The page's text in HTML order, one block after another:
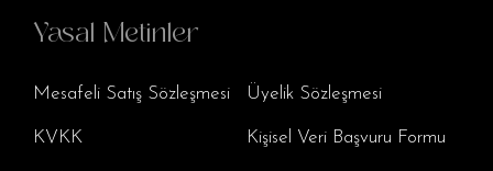
Yasal Metinler
Mesafeli Satış Sözleşmesi Üyelik Sözleşmesi
KVKK Kişisel Veri Başvuru Formu